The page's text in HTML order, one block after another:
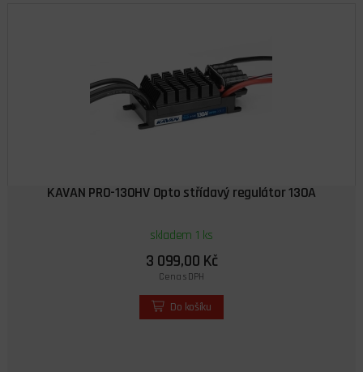
KAVAN PRO-130HV Opto střídavý regulátor 130A
skladem 1 ks
3 099,00 Kč
Cena s DPH
Do košíku